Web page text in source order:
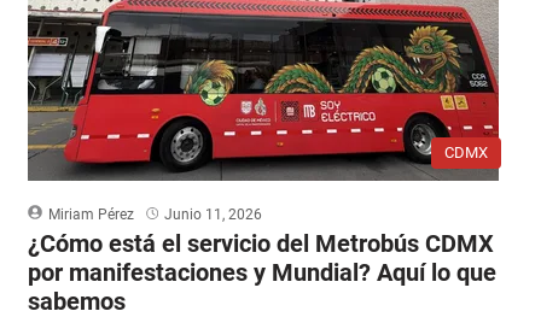
CDMX
Miriam Pérez Junio 11, 2026
¿Cómo está el servicio del Metrobús CDMX
por manifestaciones y Mundial? Aquí lo que
sabemos